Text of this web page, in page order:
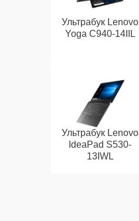
Ультрабук Lenovo
Yoga C940-14IIL
Ультрабук Lenovo
IdeaPad S530-
13IWL